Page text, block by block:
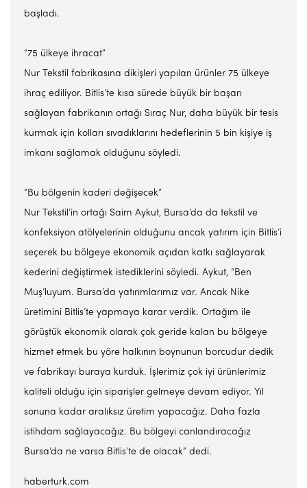
başladı.
“75 ülkeye ihracat”
Nur Tekstil fabrikasına dikişleri yapılan ürünler 75 ülkeye
ihraç ediliyor. Bitlis’te kısa sürede büyük bir başarı
sağlayan fabrikanın ortağı Sıraç Nur, daha büyük bir tesis
kurmak için kolları sıvadıklarını hedeflerinin 5 bin kişiye iş
imkanı sağlamak olduğunu söyledi.
“Bu bölgenin kaderi değişecek”
Nur Tekstil’in ortağı Saim Aykut, Bursa’da da tekstil ve
konfeksiyon atölyelerinin olduğunu ancak yatırım için Bitlis’i
seçerek bu bölgeye ekonomik açıdan katkı sağlayarak
kederini değiştirmek istediklerini söyledi. Aykut, “Ben
Muş’luyum. Bursa’da yatırımlarımız var. Ancak Nike
üretimini Bitlis’te yapmaya karar verdik. Ortağım ile
görüştük ekonomik olarak çok geride kalan bu bölgeye
hizmet etmek bu yöre halkının boynunun borcudur dedik
ve fabrikayı buraya kurduk. İşlerimiz çok iyi ürünlerimiz
kaliteli olduğu için siparişler gelmeye devam ediyor. Yıl
sonuna kadar aralıksız üretim yapacağız. Daha fazla
istihdam sağlayacağız. Bu bölgeyi canlandıracağız
Bursa’da ne varsa Bitlis’te de olacak” dedi.
haberturk.com